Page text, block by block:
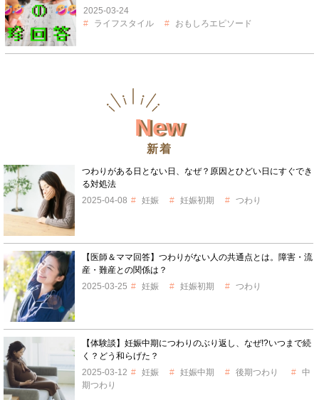
2025-03-24
ライフスタイル
おもしろエピソード
New
新着
つわりがある日とない日、なぜ？原因とひどい日にすぐでき
る対処法
2025-04-08
妊娠 妊娠初期 つわり
【医師＆ママ回答】つわりがない人の共通点とは。障害・流
産・難産との関係は？
2025-03-25
妊娠 妊娠初期 つわり
【体験談】妊娠中期につわりのぶり返し、なぜ!?いつまで続
く？どう和らげた？
2025-03-12
妊娠 妊娠中期 後期つわり
中
期つわり